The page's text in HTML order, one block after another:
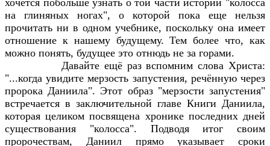
на глиняных ногах", о которой пока еще нельзя
прочитать ни в одном учебнике, поскольку она имеет
отношение к нашему будущему. Тем более что, как
можно понять, будущее это отнюдь не за горами.
Давайте ещё раз вспомним слова Христа:
"...когда увидите мерзость запустения, речённую через
пророка Даниила". Этот образ "мерзости запустения"
встречается в заключительной главе Книги Даниила,
которая целиком посвящена хронике последних дней
существования "колосса". Подводя итог своим
пророчествам, Даниил прямо указывает сроки